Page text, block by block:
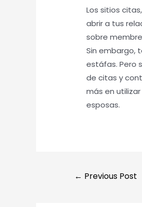
Los sitios
abrir a tus
sobre
Sin embargo,
estáfas. Pero
de citas y
más en
esposas.
← Previous Post